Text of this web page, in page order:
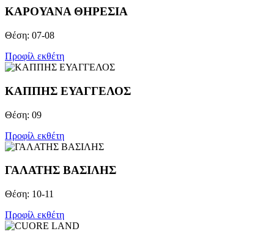
ΚΑΡΟΥΑΝΑ ΘΗΡΕΣΙΑ
Θέση: 07-08
Προφίλ εκθέτη
ΚΑΠΠΗΣ ΕΥΑΓΓΕΛΟΣ
Θέση: 09
Προφίλ εκθέτη
ΓΑΛΑΤΗΣ ΒΑΣΙΛΗΣ
Θέση: 10-11
Προφίλ εκθέτη